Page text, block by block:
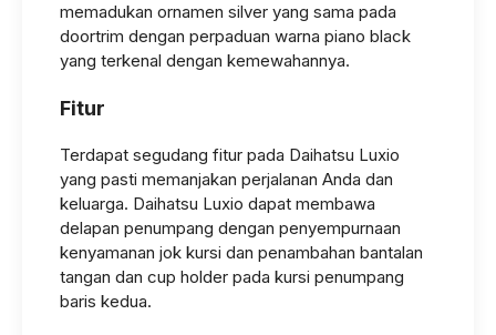
memadukan ornamen silver yang sama pada
doortrim dengan perpaduan warna piano black
yang terkenal dengan kemewahannya.
Fitur
Terdapat segudang fitur pada Daihatsu Luxio
yang pasti memanjakan perjalanan Anda dan
keluarga. Daihatsu Luxio dapat membawa
delapan penumpang dengan penyempurnaan
kenyamanan jok kursi dan penambahan bantalan
tangan dan cup holder pada kursi penumpang
baris kedua.